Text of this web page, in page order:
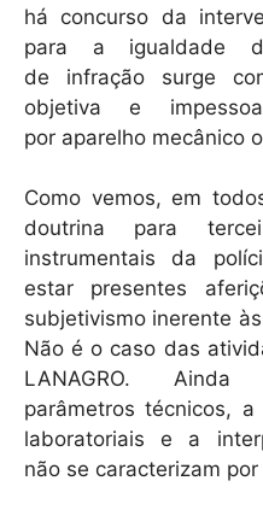
há concurso da
para a igualdade
de infração surge
objetiva e
por aparelho mecânico
Como vemos, em
doutrina para
instrumentais da
estar presentes
subjetivismo inerente
Não é o caso das
LANAGRO.
parâmetros técnicos,
laboratoriais e a
não se caracterizam